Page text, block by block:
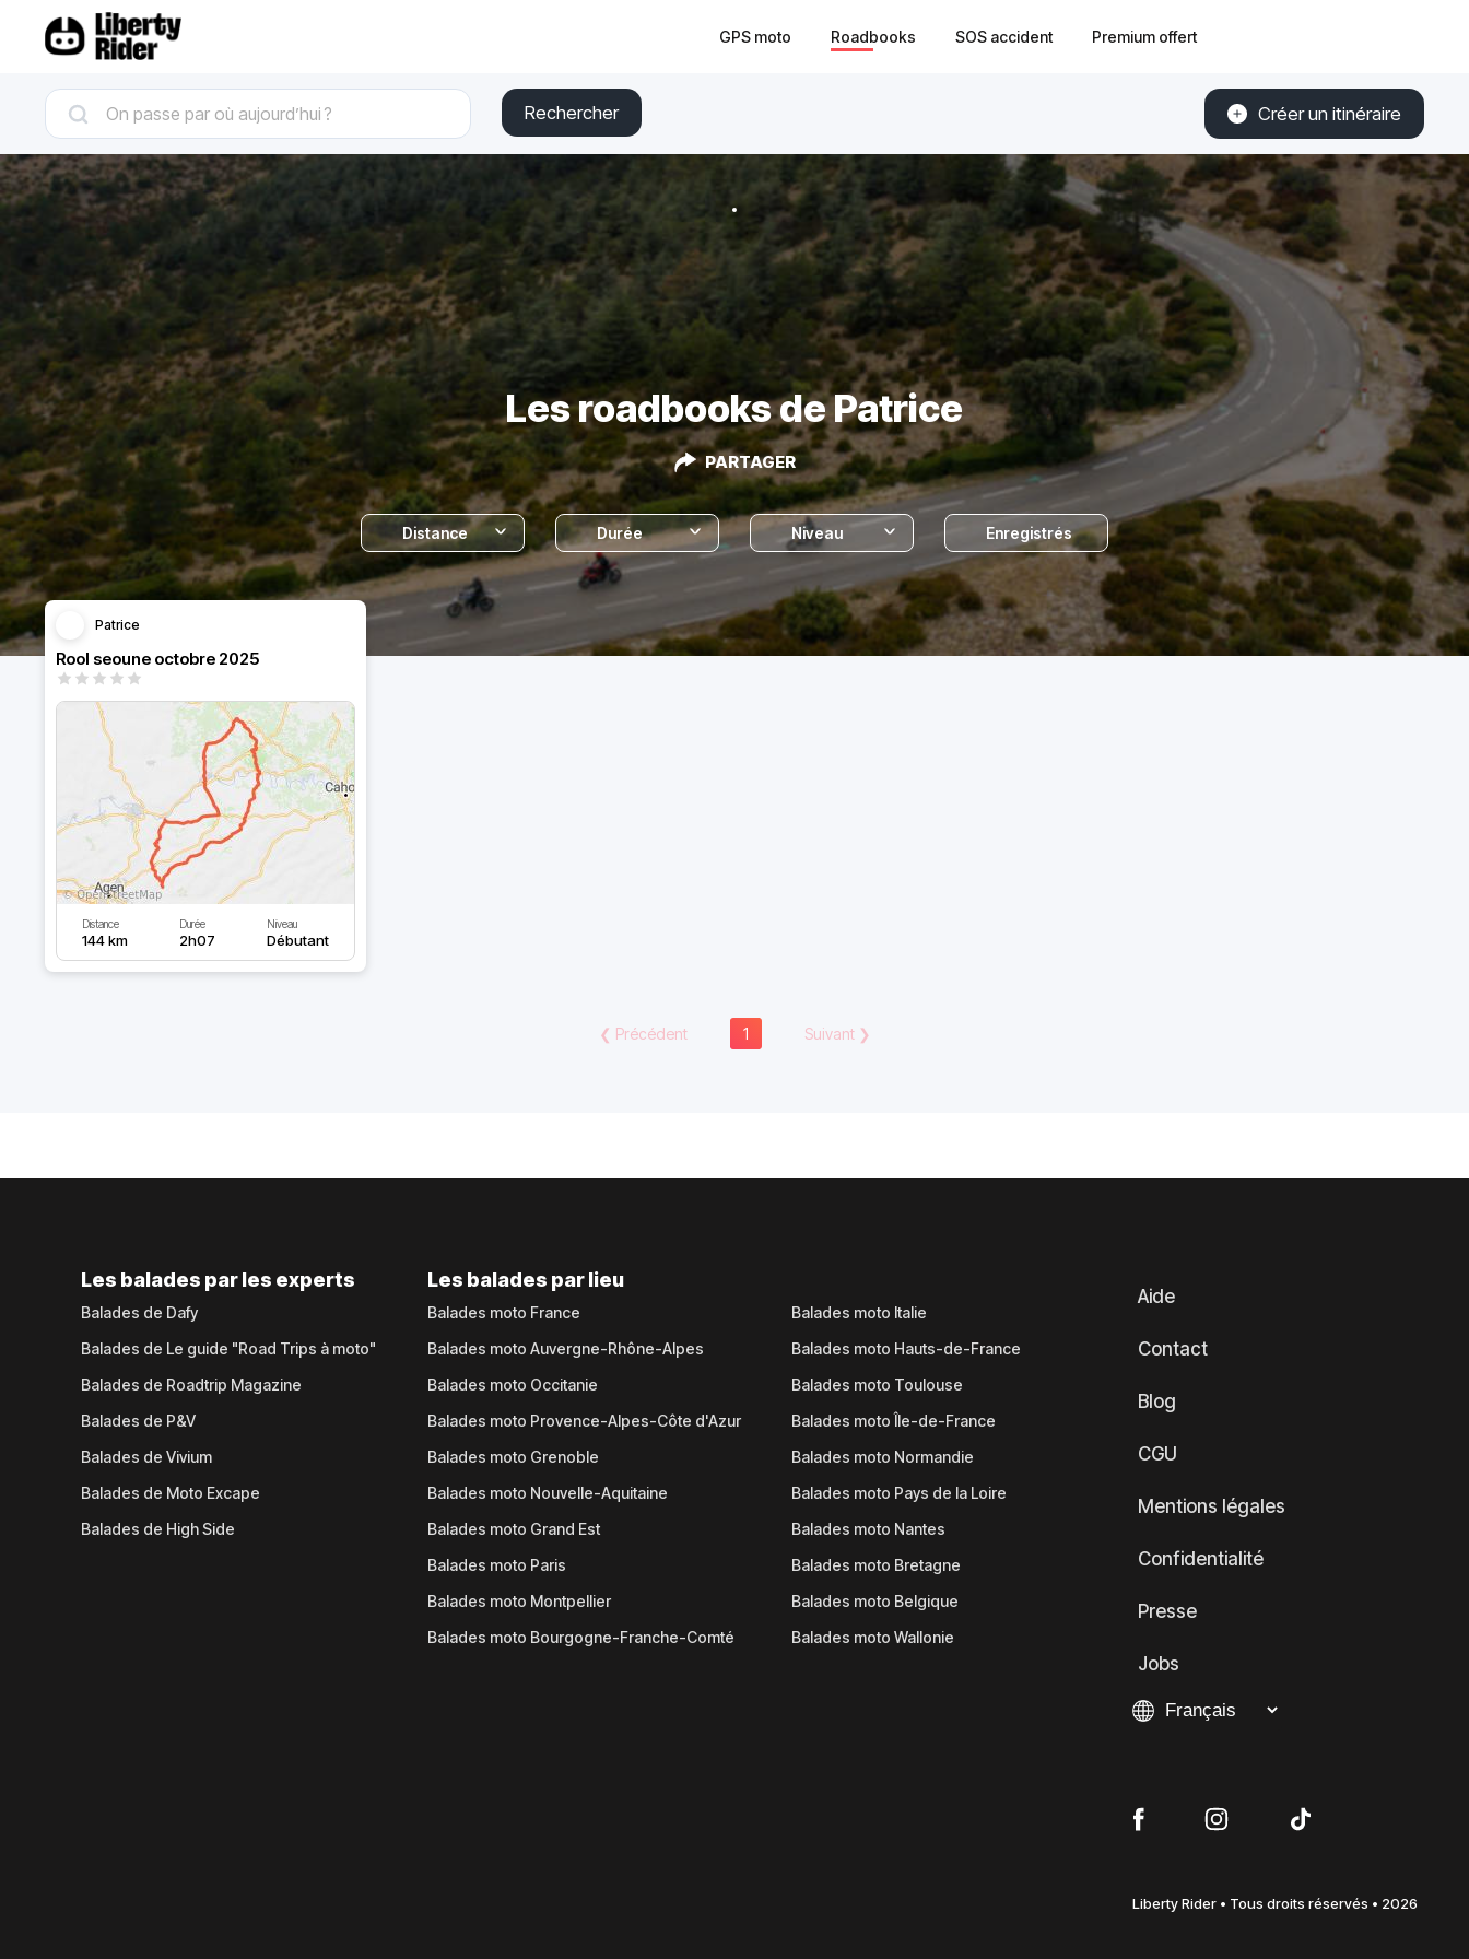
GPS moto Roadbooks SOS accident Premium offert
Rechercher Créer un itinéraire
Les roadbooks de Patrice
PARTAGER
Distance Durée Niveau Enregistrés
Patrice
Rool seoune octobre 2025
Distance
144 km
Durée
2h07
Niveau
Débutant
❮ Précédent 1 Suivant❯
Les balades par les experts
Balades de Dafy
Balades de Le guide "Road Trips à moto"
Balades de Roadtrip Magazine
Balades de P&V
Balades de Vivium
Balades de Moto Excape
Balades de High Side
Les balades par lieu
Balades moto France
Balades moto Auvergne-Rhône-Alpes
Balades moto Occitanie
Balades moto Provence-Alpes-Côte d'Azur
Balades moto Grenoble
Balades moto Nouvelle-Aquitaine
Balades moto Grand Est
Balades moto Paris
Balades moto Montpellier
Balades moto Bourgogne-Franche-Comté
Balades moto Italie
Balades moto Hauts-de-France
Balades moto Toulouse
Balades moto Île-de-France
Balades moto Normandie
Balades moto Pays de la Loire
Balades moto Nantes
Balades moto Bretagne
Balades moto Belgique
Balades moto Wallonie
Aide
Contact
Blog
CGU
Mentions légales
Confidentialité
Presse
Jobs
Liberty Rider • Tous droits réservés • 2026